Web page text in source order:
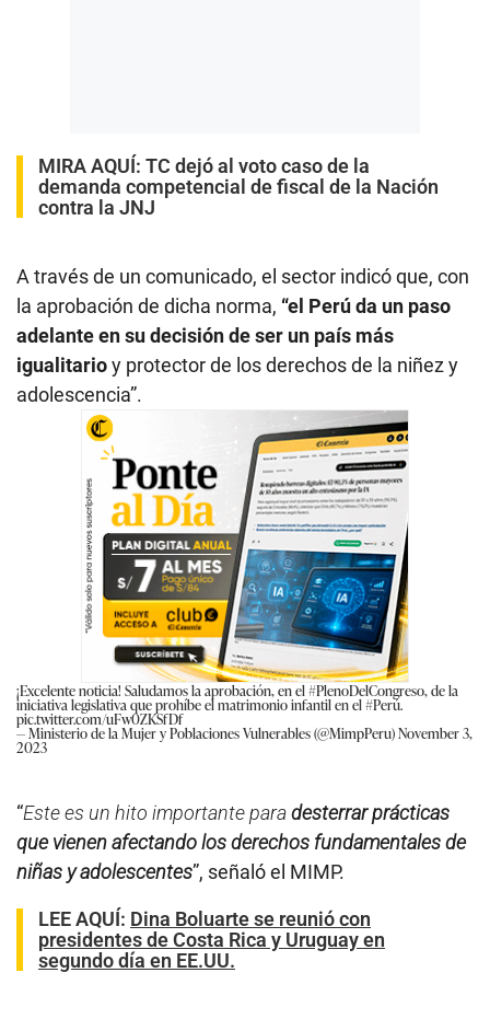
MIRA AQUÍ: TC dejó al voto caso de la
demanda competencial de fiscal de la Nación
contra la JNJ
A través de un comunicado, el sector indicó que, con
la aprobación de dicha norma, “el Perú da un paso
adelante en su decisión de ser un país más
igualitarioy protector de los derechos de la niñez y
adolescencia”.
¡Excelente noticia! Saludamos la aprobación, en el#PlenoDelCongreso, de la
iniciativa legislativa que prohíbe el matrimonio infantil en el#Perú.
pic.twitter.com/uFw0ZKSfDf
— Ministerio de la Mujer y Poblaciones Vulnerables (@MimpPeru)November 3,
2023
“Este es un hito importante paradesterrar prácticas
que vienen afectando los derechos fundamentales de
niñas y adolescentes”, señaló el MIMP.
LEE AQUÍ: Dina Boluarte se reunió con
presidentes de Costa Rica y Uruguay en
segundo día en EE.UU.